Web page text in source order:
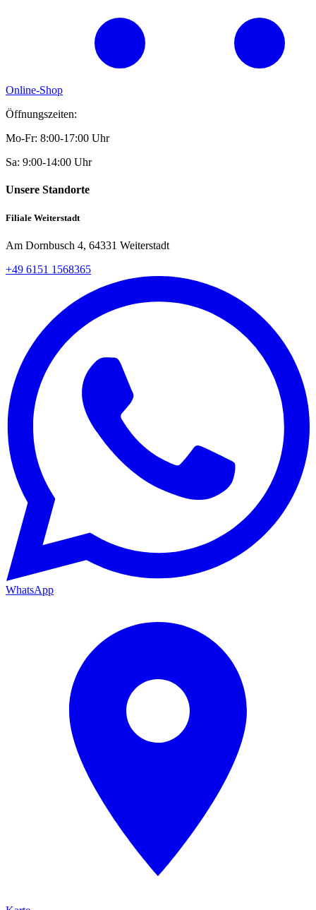
Online-Shop
Öffnungszeiten:
Mo-Fr: 8:00-17:00 Uhr
Sa: 9:00-14:00 Uhr
Unsere Standorte
Filiale Weiterstadt
Am Dornbusch 4, 64331 Weiterstadt
+49 6151 1568365
WhatsApp